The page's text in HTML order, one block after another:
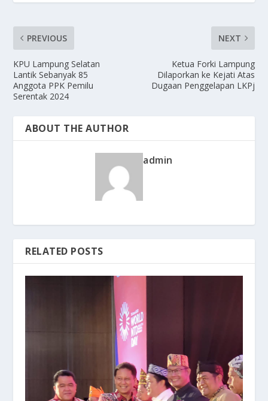
PREVIOUS
KPU Lampung Selatan
Lantik Sebanyak 85
Anggota PPK Pemilu
Serentak 2024
NEXT
Ketua Forki Lampung
Dilaporkan ke Kejati Atas
Dugaan Penggelapan LKPj
ABOUT THE AUTHOR
admin
RELATED POSTS